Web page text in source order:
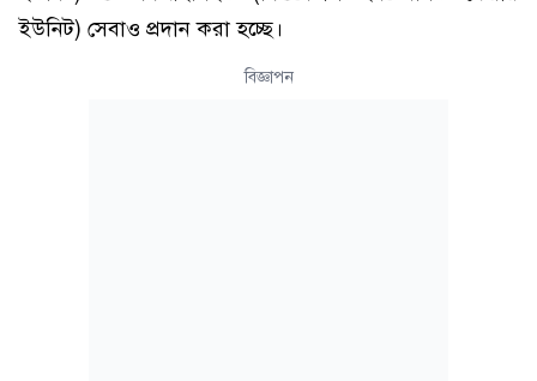
ইউনিট) সেবাও প্রদান করা হচ্ছে।
বিজ্ঞাপন